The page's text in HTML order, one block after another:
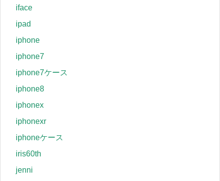
iface
ipad
iphone
iphone7
iphone7ケース
iphone8
iphonex
iphonexr
iphoneケース
iris60th
jenni